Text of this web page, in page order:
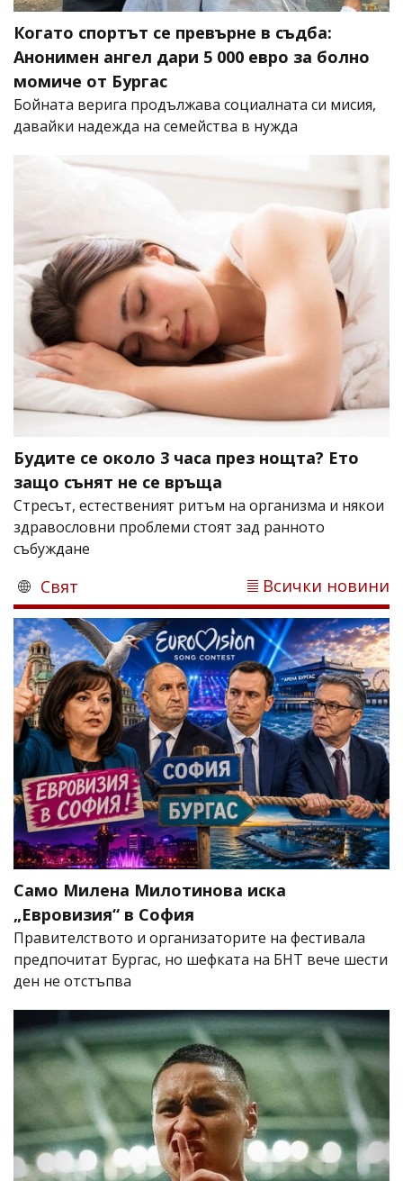
Когато спортът се превърне в съдба:
Анонимен ангел дари 5 000 евро за болно
момиче от Бургас
Бойната верига продължава социалната си мисия,
давайки надежда на семейства в нужда
Будите се около 3 часа през нощта? Ето
защо сънят не се връща
Стресът, естественият ритъм на организма и някои
здравословни проблеми стоят зад ранното
събуждане
Свят Всички новини
Само Милена Милотинова иска
„Евровизия“ в София
Правителството и организаторите на фестивала
предпочитат Бургас, но шефката на БНТ вече шести
ден не отстъпва